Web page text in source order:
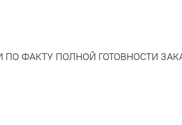
ПО ФАКТУ ПОЛНОЙ ГОТОВНОСТИ